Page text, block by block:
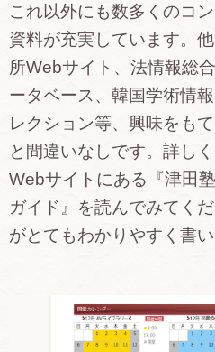
これ以外にも数多くのコ
資料が充実しています。
所Webサイト、法情報総
ータベース、韓国学術情
レクション等、興味をも
と間違いなしです。詳し
Webサイトにある『津田
ガイド』を読んでみてく
がとてもわかりやすく書い